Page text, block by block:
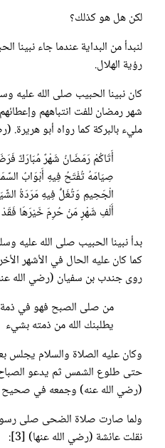
لكن هل هو كذلك؟
لنبدأ من البداية عندما جاء
رؤية الهلال.
كان نبينا الحبيب صلى الله عليه
شهر رمضان للفت انتباههم
مليء بالبركة كما رواه أبو هريرة.
أَتَاكُمْ رَمَضَانُ شَهْرٌ مُبَارَكٌ
صِيَامَهُ تُفْتَحُ فِيهِ أَبْوَابُ
الْجَحِيمِ وَتُغَلُّ فِيهِ مَرَدَةُ
أَلْفِ شَهْرٍ مَنْ حُرِمَ خَيْرَهَا
بدأ نبينا الحبيب صلى الله عليه
كما كان عليه الحال في الأشهر
روى جندب بن سفيان (رضي الله
من صلى الصبح فهو في ذمة
يطلبنك الله من ذمته بشيء
وكان عليه الصلاة والسلام يجلس
حتى طلوع الشمس ثم يدعو الصباح
(رضي الله عنه) وجمعه في
ولما صارت صلاة الضحى صلى
نقلت عائشة (رضي الله عنها) [3]: